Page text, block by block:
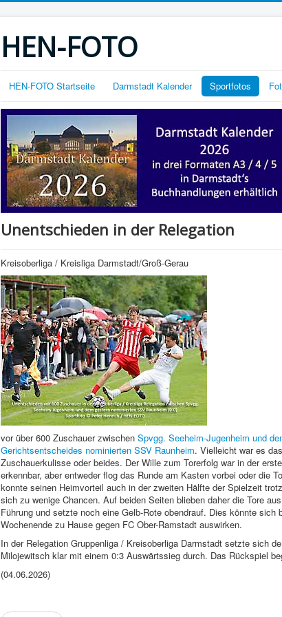
HEN-FOTO
HEN-FOTO Startseite Darmstadt Kalender Sportfotos
Unentschieden in der Relegation
Kreisoberliga / Kreisliga Darmstadt/Groß-Gerau
vor über 600 Zuschauer zwischen Spvgg. Seeheim-Jugenheim und
Gerichtsentscheides nominierten SSV Raunheim. Vielleicht war es
Zuschauerkulisse oder beides. Der Wille zum Torerfolg war in der
erkennbar, aber entweder flog das Runde am Kasten vorbei oder die
konnte seinen Heimvorteil auch in der zweiten Hälfte der Spielzeit
sich zu wenige Chancen. Auf beiden Seiten blieben daher die Tore
Führung und setzte noch eine Gelb-Rote obendrauf. Dies könnte sich
Wochenende zu Hause gegen FC Ober-Ramstadt auswirken.
In der Relegation Gruppenliga / Kreisoberliga Darmstadt setzte sich
Milojewitsch klar mit einem 0:3 Auswärtssieg durch. Das Rückspiel
(04.06.2026)